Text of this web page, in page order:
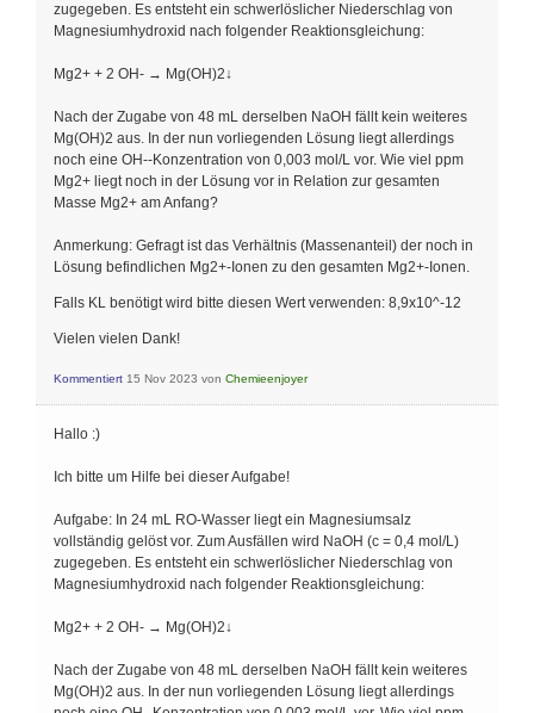
zugegeben. Es entsteht ein schwerlöslicher Niederschlag von
Magnesiumhydroxid nach folgender Reaktionsgleichung:
Mg2+ + 2 OH- → Mg(OH)2↓
Nach der Zugabe von 48 mL derselben NaOH fällt kein weiteres
Mg(OH)2 aus. In der nun vorliegenden Lösung liegt allerdings
noch eine OH--Konzentration von 0,003 mol/L vor. Wie viel ppm
Mg2+ liegt noch in der Lösung vor in Relation zur gesamten
Masse Mg2+ am Anfang?
Anmerkung: Gefragt ist das Verhältnis (Massenanteil) der noch in
Lösung befindlichen Mg2+-Ionen zu den gesamten Mg2+-Ionen.
Falls KL benötigt wird bitte diesen Wert verwenden: 8,9x10^-12
Vielen vielen Dank!
Kommentiert 15 Nov 2023 von Chemieenjoyer
Hallo :)
Ich bitte um Hilfe bei dieser Aufgabe!
Aufgabe: In 24 mL RO-Wasser liegt ein Magnesiumsalz
vollständig gelöst vor. Zum Ausfällen wird NaOH (c = 0,4 mol/L)
zugegeben. Es entsteht ein schwerlöslicher Niederschlag von
Magnesiumhydroxid nach folgender Reaktionsgleichung:
Mg2+ + 2 OH- → Mg(OH)2↓
Nach der Zugabe von 48 mL derselben NaOH fällt kein weiteres
Mg(OH)2 aus. In der nun vorliegenden Lösung liegt allerdings